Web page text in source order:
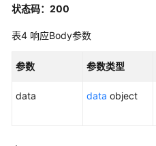
数
状态码：200
表4 响应Body参数
参数 参数类型
data data object